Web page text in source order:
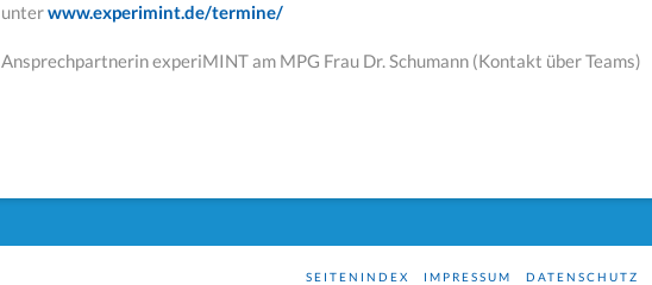
unterwww.experimint.de/termine/
Ansprechpartnerin experiMINT am MPG Frau Dr. Schumann (Kontakt über Teams)
SEITENINDEX IMPRESSUM DATENSCHUTZ